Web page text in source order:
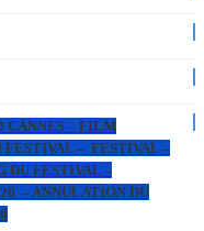
CANNES – FILM
FESTIVAL – FESTIVAL –
DU FESTIVAL –
– ANNULATION DU